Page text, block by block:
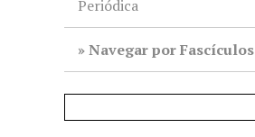
Periódica
Navegar por Fascículos